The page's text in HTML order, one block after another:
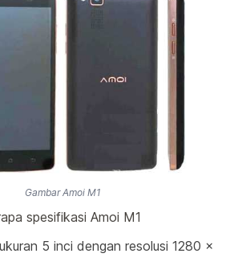
Gambar Amoi M1
spesifikasi Amoi M1
5 inci dengan resolusi 1280 x